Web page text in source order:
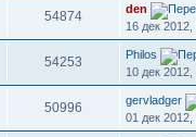
54874
den
16 дек 2012,
54253
Philos
10 дек 2012,
50996
gervladger
01 дек 2012,